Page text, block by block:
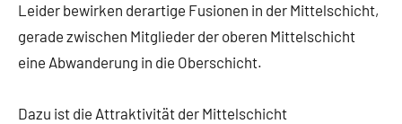
Leider bewirken derartige Fusionen in der Mittelschicht,
gerade zwischen Mitglieder der oberen Mittelschicht
eine Abwanderung in die Oberschicht.
Dazu ist die Attraktivität der Mittelschicht